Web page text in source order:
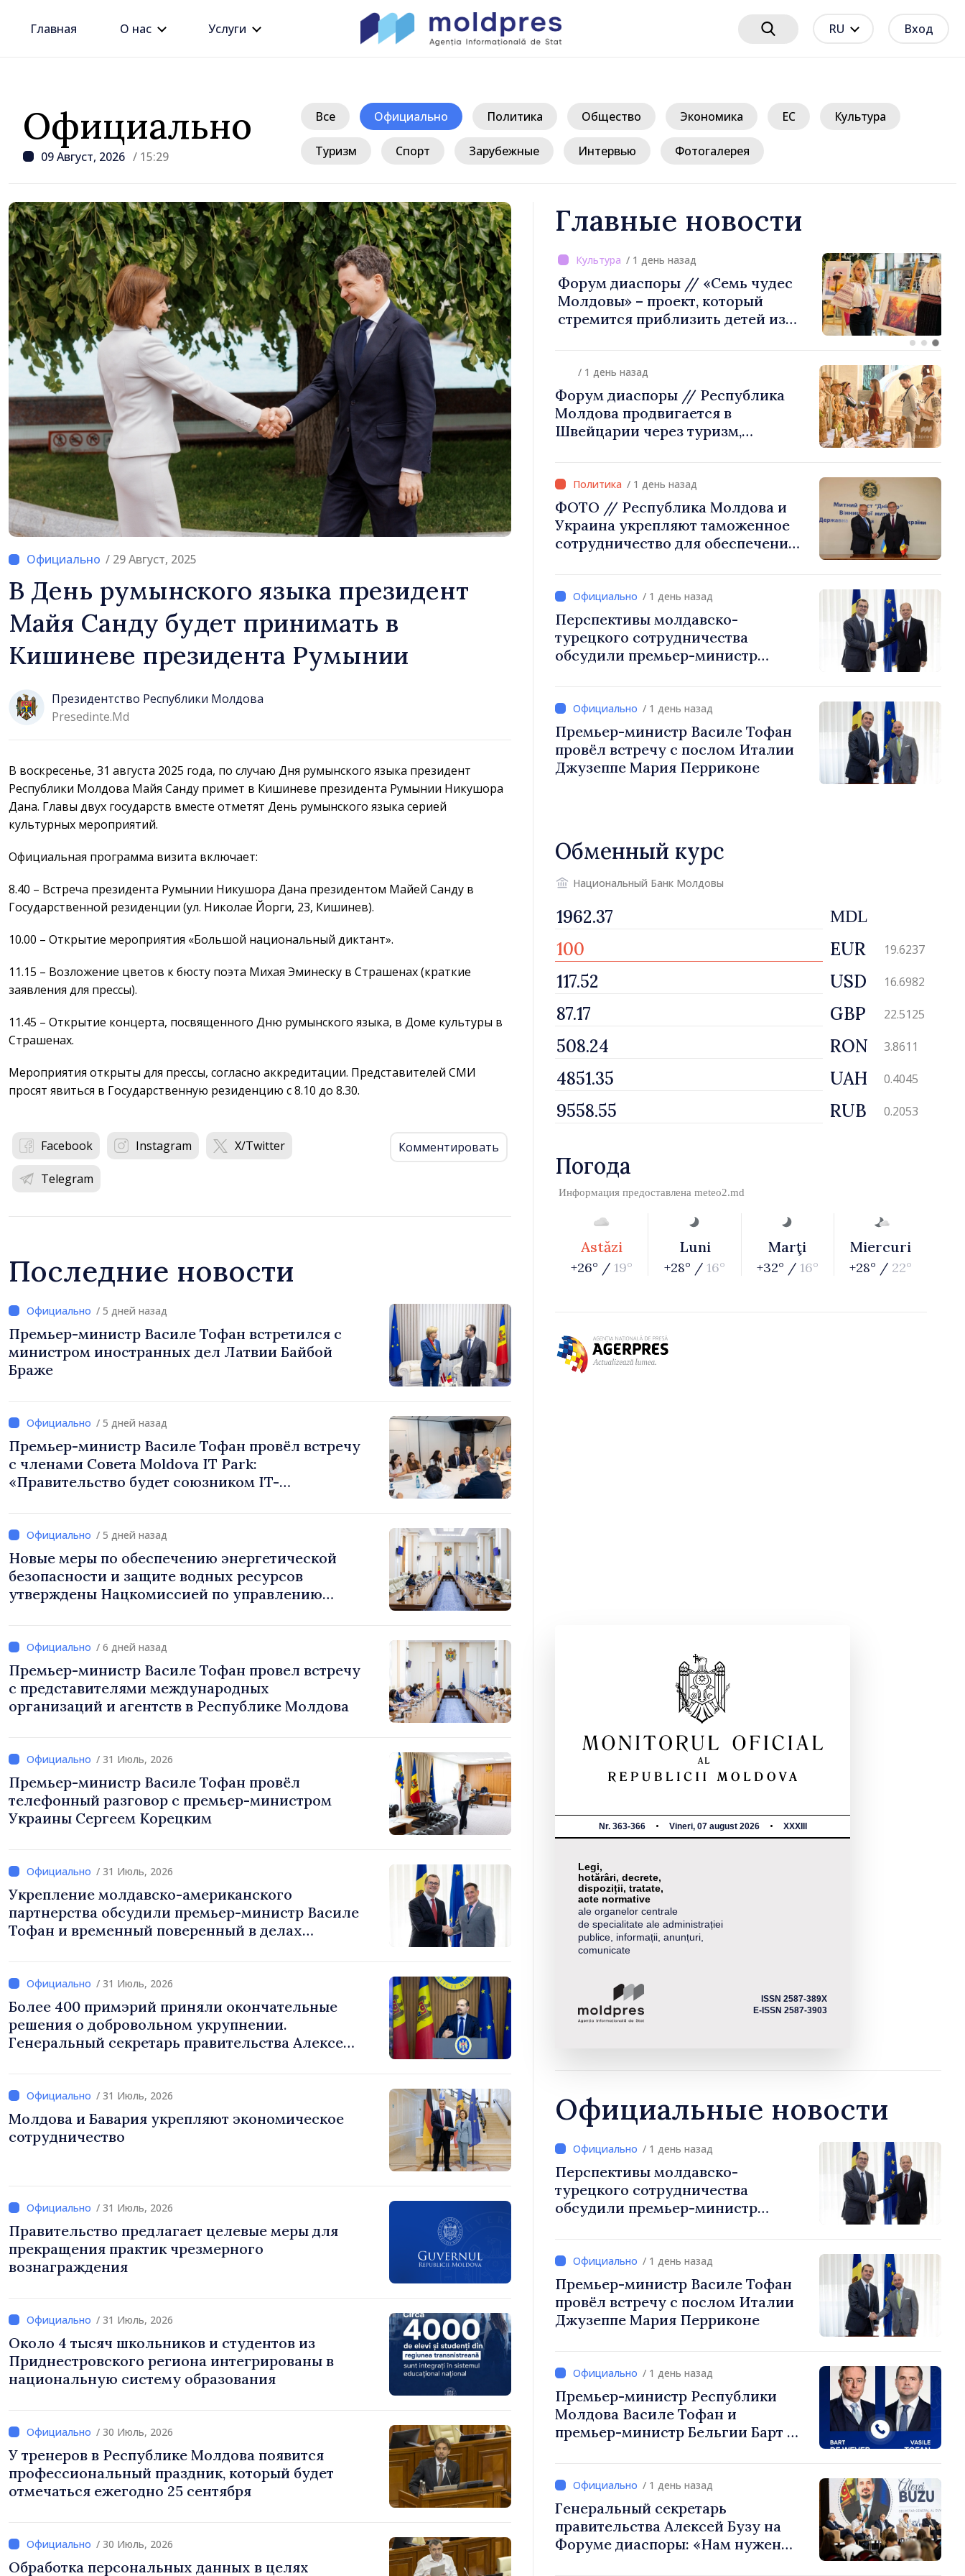
Главная О нас Услуги RU Вход
Официально
09 Август, 2026 / 15:29
Все Официально Политика Общество Экономика ЕС Культура
Туризм Спорт Зарубежные Интервью Фотогалерея
/ 29 Август, 2025
В День румынского языка президент
Майя Санду будет принимать в
Кишиневе президента Румынии
Президентство Республики Молдова
Presedinte.md
В воскресенье, 31 августа 2025 года, по случаю Дня румынского языка президент
Республики Молдова Майя Санду примет в Кишиневе президента Румынии Никушора
Дана. Главы двух государств вместе отметят День румынского языка серией
культурных мероприятий.
Официальная программа визита включает:
8.40 – Встреча президента Румынии Никушора Дана президентом Майей Санду в
Государственной резиденции (ул. Николае Йорги, 23, Кишинев).
10.00 – Открытие мероприятия «Большой национальный диктант».
11.15 – Возложение цветов к бюсту поэта Михая Эминеску в Страшенах (краткие
заявления для прессы).
11.45 – Открытие концерта, посвященного Дню румынского языка, в Доме культуры в
Страшенах.
Мероприятия открыты для прессы, согласно аккредитации. Представителей СМИ
просят явиться в Государственную резиденцию с 8.10 до 8.30.
Facebook Instagram X/Twitter
Telegram
Комментировать
Последние новости
/ 5 дней назад
Премьер-министр Василе Тофан встретился с
министром иностранных дел Латвии Байбой
Браже
/ 5 дней назад
Премьер-министр Василе Тофан провёл встречу
с членами Совета Moldova IT Park:
«Правительство будет союзником IT-
/ 5 дней назад
Новые меры по обеспечению энергетической
безопасности и защите водных ресурсов
утверждены Нацкомиссией по управлению
/ 6 дней назад
Премьер-министр Василе Тофан провел встречу
с представителями международных
организаций и агентств в Республике Молдова
/ 31 Июль, 2026
Премьер-министр Василе Тофан провёл
телефонный разговор с премьер-министром
Украины Сергеем Корецким
/ 31 Июль, 2026
Укрепление молдавско-американского
партнерства обсудили премьер-министр Василе
Тофан и временный поверенный в делах
/ 31 Июль, 2026
Более 400 примэрий приняли окончательные
решения о добровольном укрупнении.
Генеральный секретарь правительства Алексей
поставили на первое место интересы людей и
развитие»
/ 31 Июль, 2026
Молдова и Бавария укрепляют экономическое
сотрудничество
/ 31 Июль, 2026
Правительство предлагает целевые меры для
прекращения практик чрезмерного
вознаграждения
/ 31 Июль, 2026
Около 4 тысяч школьников и студентов из
Приднестровского региона интегрированы в
национальную систему образования
/ 30 Июль, 2026
У тренеров в Республике Молдова появится
профессиональный праздник, который будет
отмечаться ежегодно 25 сентября
/ 30 Июль, 2026
Обработка персональных данных в целях
Главные новости
/ 1 день назад
Джозеф Беркхалтер утверждён
Сенатом США в должности
будущего посла в Республике
Молдова
/ 1 день назад
Форум диаспоры // «Семь чудес
Молдовы» – проект, который
стремится приблизить детей из
/ 1 день назад
Форум диаспоры // Республика
Молдова продвигается в
Швейцарии через туризм,
/ 1 день назад
ФОТО // Республика Молдова и
Украина укрепляют таможенное
сотрудничество для обеспечения
в Могилёв-Подольском
/ 1 день назад
Перспективы молдавско-
турецкого сотрудничества
обсудили премьер-министр
/ 1 день назад
Премьер-министр Василе Тофан
провёл встречу с послом Италии
Джузеппе Мария Перриконе
Обменный курс
Национальный Банк Молдовы
MDL
EUR 19.6237
USD 16.6982
GBP 22.5125
RON 3.8611
UAH 0.4045
RUB 0.2053
Погода
Информация предоставлена meteo2.md
Astăzi
+26° / 19°
Luni
+28° / 16°
Marţi
+32° / 16°
Miercuri
+28° / 22°
Nr. 363-366 Vineri, 07 august 2026 XXXIII
Legi,
hotărâri, decrete,
dispoziții, tratate,
acte normative
ale organelor centrale
de specialitate ale administrației
publice, informații, anunțuri,
comunicate
ISSN 2587-389X
E-ISSN 2587-3903
Официальные новости
/ 1 день назад
Перспективы молдавско-
турецкого сотрудничества
обсудили премьер-министр
/ 1 день назад
Премьер-министр Василе Тофан
провёл встречу с послом Италии
Джузеппе Мария Перриконе
/ 1 день назад
Премьер-министр Республики
Молдова Василе Тофан и
премьер-министр Бельгии Барт де
/ 1 день назад
Генеральный секретарь
правительства Алексей Бузу на
Форуме диаспоры: «Нам нужен